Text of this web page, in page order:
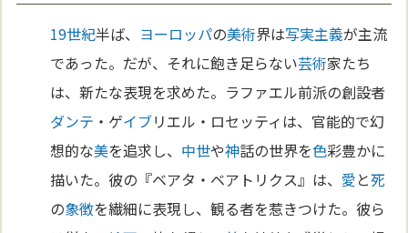
19世紀半ば、 ヨーロッパの美術界は写実主義が主流
であった。だが、それに飽き足らない芸術家たち
は、新たな表現を求めた。ラファエル前派の創設者
ダンテ ・ゲイブリエル・ロセッティは、官能的で幻
想的な美を追求し、 中世や神話の世界を色彩豊かに
描いた。彼の『ベアタ・ベアトリクス』は、 愛と死
の象徴を繊細に表現し、観る者を惹きつけた。彼ら